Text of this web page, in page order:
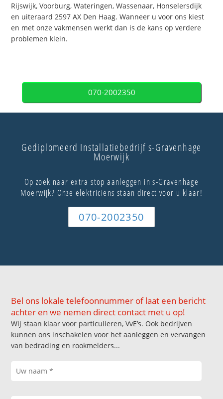
Rijswijk, Voorburg, Wateringen, Wassenaar, Honselersdijk
en uiteraard 2597 AX Den Haag. Wanneer u voor ons kiest
en met onze vakmensen werkt dan is de kans op verdere
problemen klein.
070-2002350
Gediplomeerd Installatiebedrijf s-Gravenhage
Moerwijk
Op zoek naar extra stop aanleggen in s-Gravenhage
Moerwijk? Onze elektriciens staan direct voor u klaar!
070-2002350
Bel ons lokale telefoonnummer of laat een bericht
achter en we nemen direct contact met u op!
Wij staan klaar voor particulieren, VvE’s. Ook bedrijven
kunnen ons inschakelen voor het aanleggen en vervangen
van bedrading en rookmelders...